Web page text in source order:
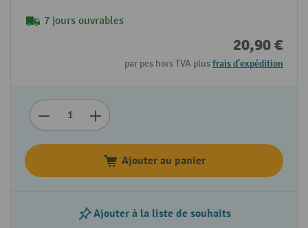
7 jours ouvrables
20,90 €
par pcs hors TVA plusfrais d'expédition
Ajouter au panier
Ajouter à la liste de souhaits